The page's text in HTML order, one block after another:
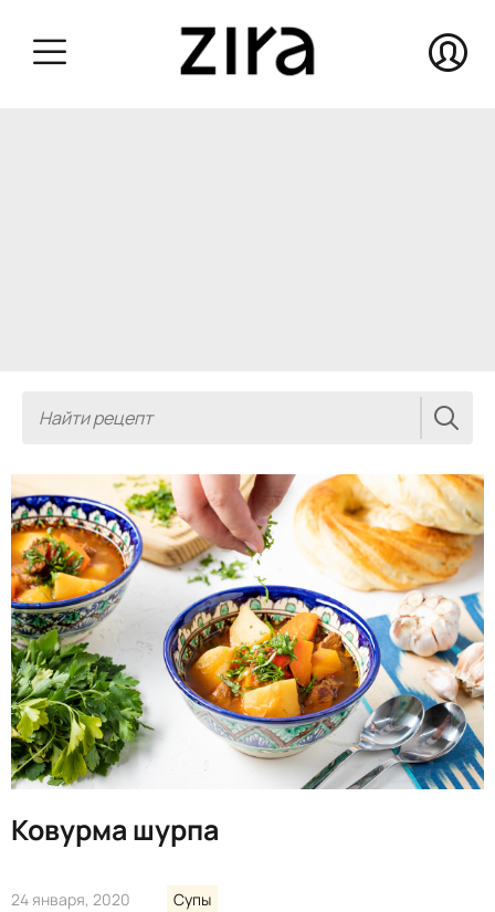
Ковурма шурпа
24 января, 2020 Супы